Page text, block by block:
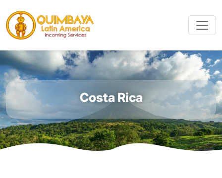
Costa Rica